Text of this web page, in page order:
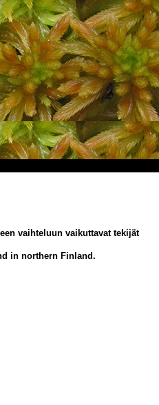
vaihteluun vaikuttavat tekijät
in northern Finland.